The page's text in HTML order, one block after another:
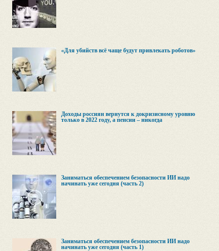
«Для убийств всё чаще будут привлекать роботов»
Доходы россиян вернутся к докризисному уровню
только в 2022 году, а пенсии – никогда
Заниматься обеспечением безопасности ИИ надо
начинать уже сегодня (часть 2)
Заниматься обеспечением безопасности ИИ надо
начинать уже сегодня (часть 1)